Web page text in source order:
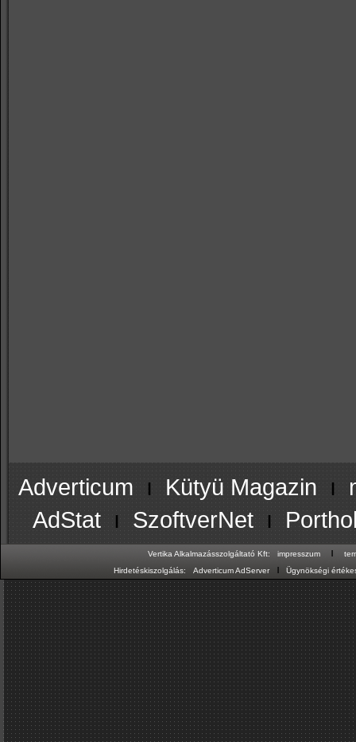
Adverticum ı Kütyü Magazinı
AdStat ıSzoftverNetı
Vertika Alkalmazásszolgáltató Kft: impresszum ı
Hirdetéskiszolgálás:
Adverticum AdServer ıÜgynökségi